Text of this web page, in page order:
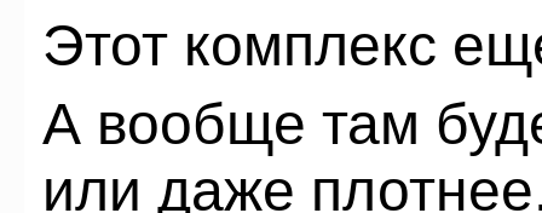
Этот комплекс
А вообще там
или даже